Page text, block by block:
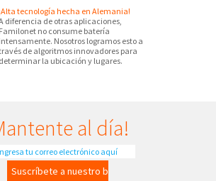
tecnología hecha en Alemania!
diferencia de otras aplicaciones,
Familonet no consume batería
intensamente. Nosotros logramos esto a
de algoritmos innovadores para
determinar la ubicación y lugares.
al día!